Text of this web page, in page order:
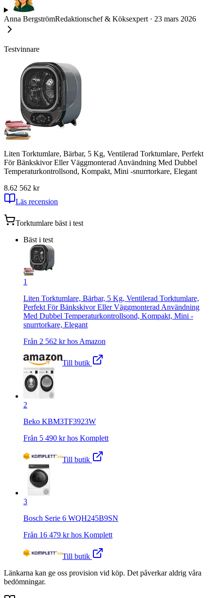
Anna BergströmRedaktionschef & Köksexpert · 23 mars 2026
Testvinnare
Liten Torktumlare, Bärbar, 5 Kg, Ventilerad Torktumlare, Perfekt
För Bänkskivor Eller Väggmonterad Användning Med Dubbel
Temperaturkontrollsond, Kompakt, Mini -snurrtorkare, Elegant
8.62 562 kr
Läs recension
Torktumlare bäst i test
Bäst i test
1
Liten Torktumlare, Bärbar, 5 Kg, Ventilerad Torktumlare,
Perfekt För Bänkskivor Eller Väggmonterad Användning
Med Dubbel Temperaturkontrollsond, Kompakt, Mini -
snurrtorkare, Elegant
Från 2 562 kr hos Amazon
Till butik
2
Beko KBM3TF3923W
Från 5 490 kr hos Komplett
Till butik
3
Bosch Serie 6 WQH245B9SN
Från 16 479 kr hos Komplett
Till butik
Länkarna kan ge oss provision vid köp. Det påverkar aldrig våra
bedömningar.